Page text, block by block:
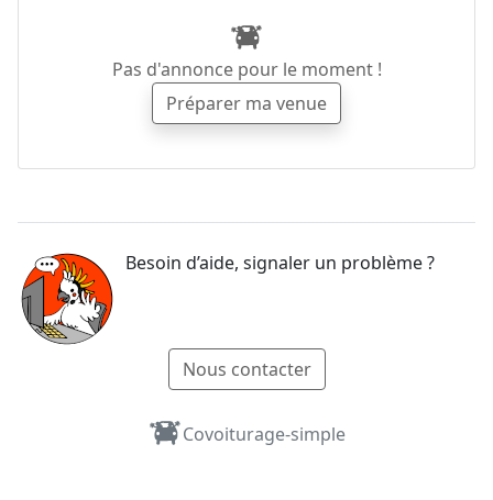
Pas d'annonce pour le moment !
Préparer ma venue
Besoin d’aide, signaler un problème ?
Nous contacter
Covoiturage-simple